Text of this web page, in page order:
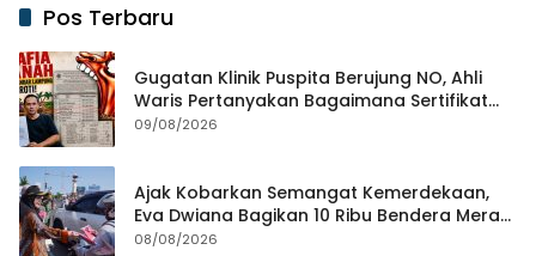
Pos Terbaru
Gugatan Klinik Puspita Berujung NO, Ahli
Waris Pertanyakan Bagaimana Sertifikat
Hasil Produk Unjuk Rasa Jadi Agunan Bank
09/08/2026
Ajak Kobarkan Semangat Kemerdekaan,
Eva Dwiana Bagikan 10 Ribu Bendera Merah
Putih ke Warga
08/08/2026